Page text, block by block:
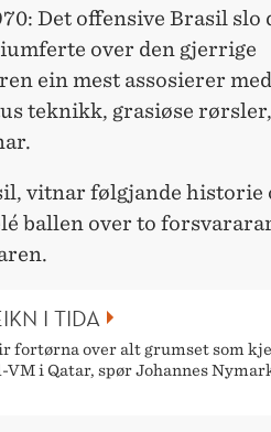
Det offensive Brasil slo
over den gjerrige
ein mest assosierer
teknikk, grasiøse
vitnar følgjande historie
ballen over to
I TIDA
fortørna over alt grumset som
i Qatar, spør Johannes